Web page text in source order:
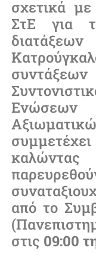
σχετικά
ΣτΕ για
από το
στις 09:00